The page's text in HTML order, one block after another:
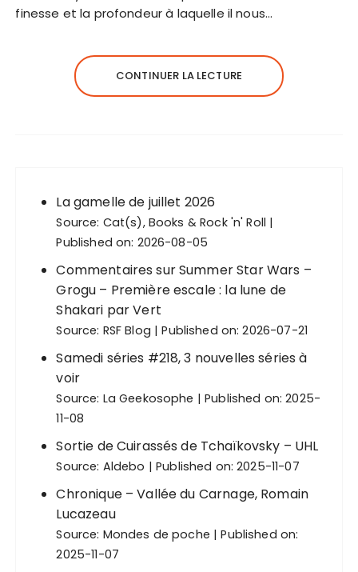
finesse et la profondeur à laquelle il nous…
CONTINUER LA LECTURE
La gamelle de juillet 2026
Source: Cat(s), Books & Rock 'n' Roll
Published on: 2026-08-05
Commentaires sur Summer Star Wars –
Grogu – Première escale : la lune de
Shakari par Vert
Source: RSF Blog Published on: 2026-07-21
Samedi séries #218, 3 nouvelles séries à
voir
Source: La Geekosophe
Published on: 2025-
11-08
Sortie de Cuirassés de Tchaïkovsky – UHL
Source: Aldebo Published on: 2025-11-07
Chronique – Vallée du Carnage, Romain
Lucazeau
Source: Mondes de poche
Published on:
2025-11-07